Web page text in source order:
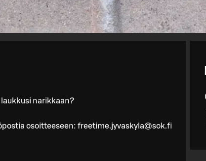
narikkaan?
osoitteeseen: freetime.jyvaskyla@sok.fi